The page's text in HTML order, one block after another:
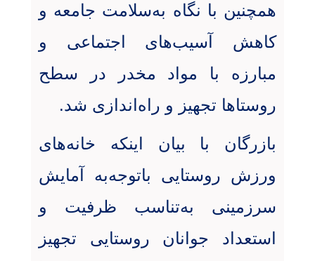
همچنین با نگاه به‌سلامت جامعه و
کاهش آسیب‌های اجتماعی و
مبارزه با مواد مخدر در سطح
روستاها تجهیز و راه‌اندازی شد.
بازرگان با بیان اینکه خانه‌های
ورزش روستایی باتوجه‌به آمایش
سرزمینی به‌تناسب ظرفیت و
استعداد جوانان روستایی تجهیز